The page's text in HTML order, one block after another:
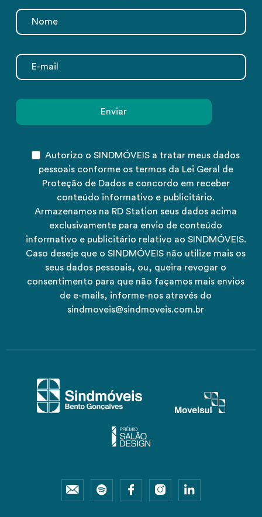
Autorizo o SINDMÓVEIS a tratar meus dados
pessoais conforme os termos da Lei Geral de
Proteção de Dados e concordo em receber
conteúdo informativo e publicitário.
Armazenamos na RD Station seus dados acima
exclusivamente para envio de conteúdo
informativo e publicitário relativo ao SINDMÓVEIS.
Caso deseje que o SINDMÓVEIS não utilize mais os
seus dados pessoais, ou, queira revogar o
consentimento para que não façamos mais envios
de e-mails, informe-nos através do
sindmoveis@sindmoveis.com.br